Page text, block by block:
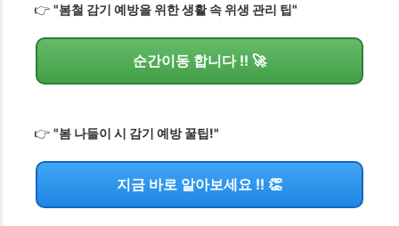
👉 "봄철 감기 예방을 위한 생활 속 위생 관리 팁"
순간이동 합니다 !! 🚀
👉 "봄 나들이 시 감기 예방 꿀팁!"
지금 바로 알아보세요 !! 👏